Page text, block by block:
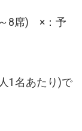
8席) ×：予
1名あたり)で